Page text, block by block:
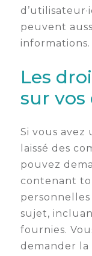
peuvent
informations.
Les
sur vos
Si vous avez
laissé des
pouvez
contenant
sujet,
fournies.
demander la